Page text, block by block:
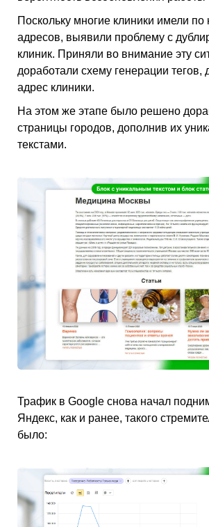
Поскольку многие клиники имели по
адресов, выявили проблему с
клиник. Приняли во внимание эту
доработали схему генерации тегов,
адрес клиники.
На этом же этапе было решено
страницы городов, дополнив их
текстами.
Трафик в Google снова начал
Яндекс, как и ранее, такого
было: